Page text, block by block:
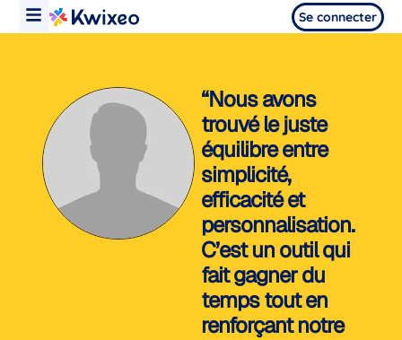
Se connecter
“Nous avons
trouvé le juste
équilibre entre
simplicité,
efficacité et
personnalisation.
C’est un outil qui
fait gagner du
temps tout en
renforçant notre